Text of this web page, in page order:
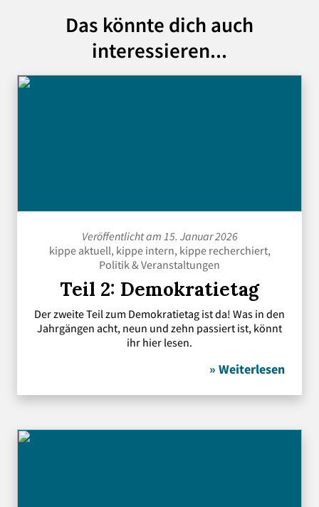
Das könnte dich auch
interessieren...
Veröffentlicht am 15. Januar 2026
kippe aktuell, kippe intern, kippe recherchiert,
Politik&Veranstaltungen
Teil 2: Demokratietag
Der zweite Teil zum Demokratietag ist da! Was in den
Jahrgängen acht, neun und zehn passiert ist, könnt
ihr hier lesen.
» Weiterlesen